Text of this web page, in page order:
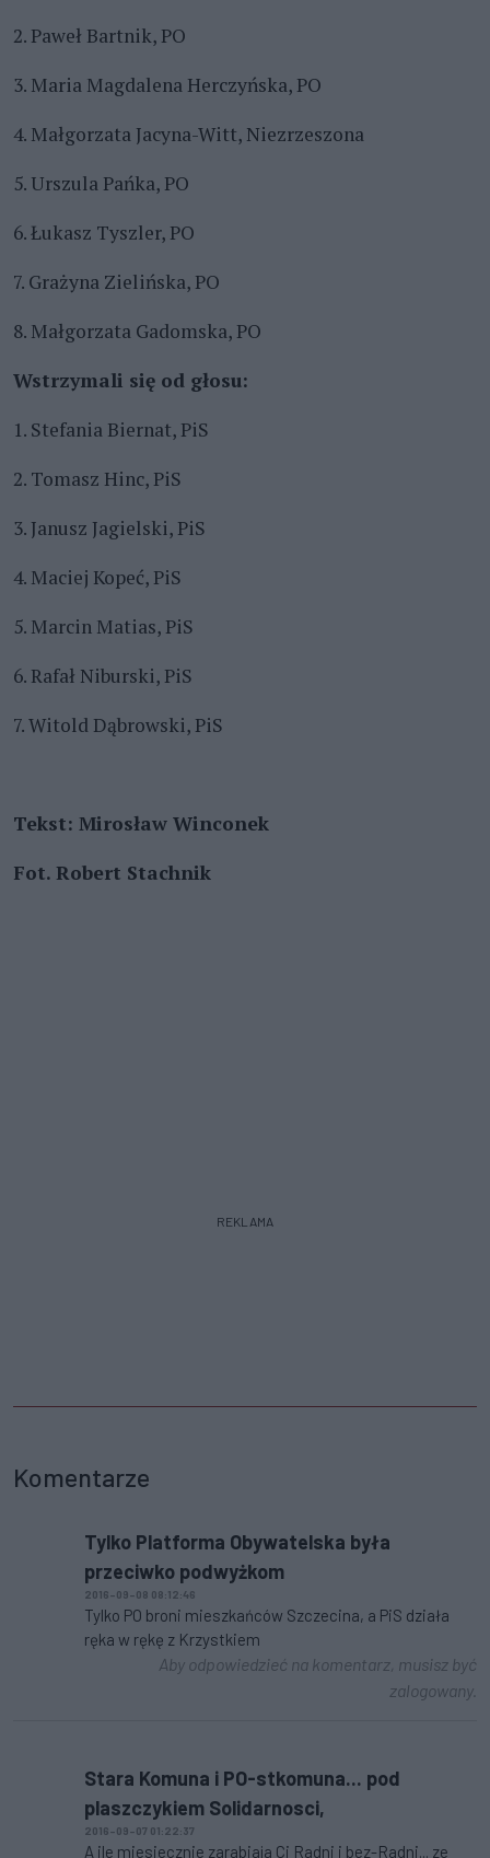
2. Paweł Bartnik, PO
3. Maria Magdalena Herczyńska, PO
4. Małgorzata Jacyna-Witt, Niezrzeszona
5. Urszula Pańka, PO
6. Łukasz Tyszler, PO
7. Grażyna Zielińska, PO
8. Małgorzata Gadomska, PO
Wstrzymali się od głosu:
1. Stefania Biernat, PiS
2. Tomasz Hinc, PiS
3. Janusz Jagielski, PiS
4. Maciej Kopeć, PiS
5. Marcin Matias, PiS
6. Rafał Niburski, PiS
7. Witold Dąbrowski, PiS
Tekst: Mirosław Winconek
Fot. Robert Stachnik
REKLAMA
Komentarze
Tylko Platforma Obywatelska była
przeciwko podwyżkom
2016-09-08 08:12:46
Tylko PO broni mieszkańców Szczecina, a PiS działa
ręka w rękę z Krzystkiem
Aby odpowiedzieć na komentarz, musisz być
zalogowany.
Stara Komuna i PO-stkomuna... pod
plaszczykiem Solidarnosci,
2016-09-07 01:22:37
A ile miesiecznie zarabiaja Ci Radni i bez-Radni... ze